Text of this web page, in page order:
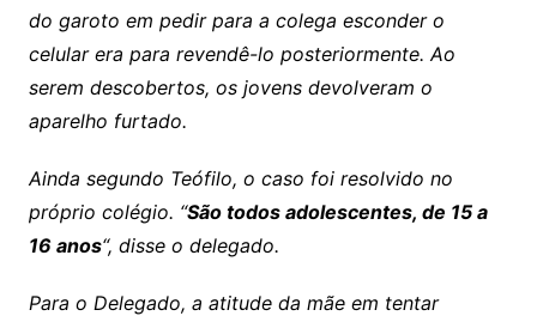
do garoto em pedir para a colega esconder o
celular era para revendê-lo posteriormente. Ao
serem descobertos, os jovens devolveram o
aparelho furtado.
Ainda segundo Teófilo, o caso foi resolvido no
próprio colégio. “São todos adolescentes, de 15 a
16 anos“, disse o delegado.
Para o Delegado, a atitude da mãe em tentar